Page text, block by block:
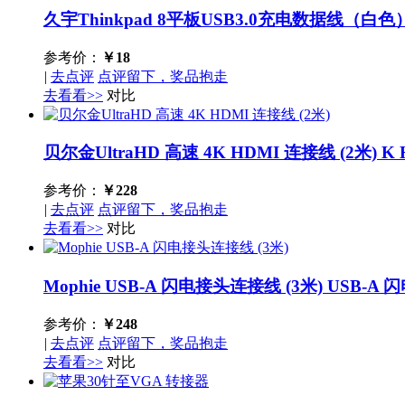
久宇Thinkpad 8平板USB3.0充电数据线（白色）
参考价： ￥18
| 去点评 点评留下，奖品抱走
去看看>> 对比
贝尔金UltraHD 高速 4K HDMI 连接线 (2米) K
参考价： ￥228
| 去点评 点评留下，奖品抱走
去看看>> 对比
Mophie USB-A 闪电接头连接线 (3米) USB-A
参考价： ￥248
| 去点评 点评留下，奖品抱走
去看看>> 对比